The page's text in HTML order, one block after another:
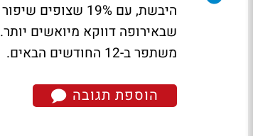
משתפר ב-12 החודשים הבאים.
הוספת תגובה